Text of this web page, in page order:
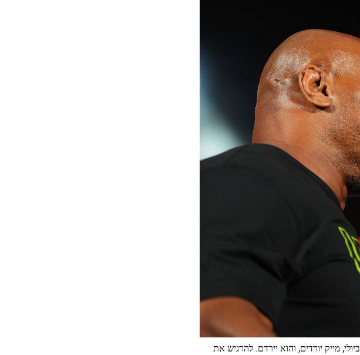
פול בן ה-27, שמתהדר בשיא של 9-1 ושישה נוקאאוטים, נשבע "להפיל את הזקן הזה לעזאזל", ואמר כי "ב-20 ביולי, מייק יורדים, והוא יירדם. להרגיש את